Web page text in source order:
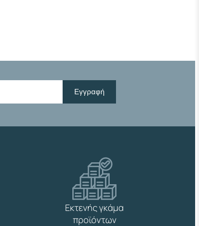
Εγγραφή
Εκτενής γκάμα
προϊόντων